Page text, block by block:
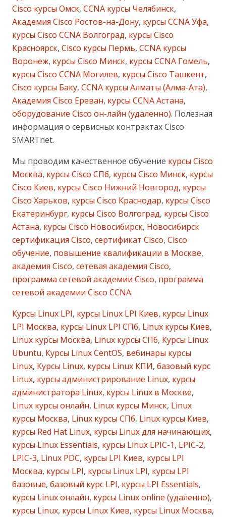
Cisco курсы Омск, CCNA курсы Челябинск,
Академия Cisco Ростов-на-Дону, курсы CCNA Уфа,
курсы Cisco CCNA Волгоград, курсы Cisco
Красноярск, Cisco курсы Пермь, CCNA курсы
Воронеж, курсы Cisco Минск, курсы CCNA Гомель,
курсы Cisco CCNA Могилев, курсы Cisco Ташкент,
Cisco курсы Баку, CCNA курсы Алматы (Алма-Ата),
Академия Cisco Ереван, курсы CCNA Астана,
оборудование Cisco он-лайн (удаленно). Полезная
информация о сервисных контрактах Cisco
SMARTnet.
Мы проводим качественное обучение курсы Cisco
Москва, курсы Cisco СПб, курсы Cisco Минск, курсы
Cisco Киев, курсы Cisco Нижний Новгород, курсы
Cisco Харьков, курсы Cisco Краснодар, курсы Cisco
Екатеринбург, курсы Cisco Волгоград, курсы Cisco
Астана, курсы Cisco Новосибирск, Новосибирск
сертификация Cisco, сертификат Cisco, Cisco
обучение, повышение квалификации в Москве,
академия Cisco, сетевая академия Cisco,
программа сетевой академии Cisco, программа
сетевой академии Cisco CCNA.
Курсы Linux LPI, курсы Linux LPI Киев, курсы Linux
LPI Москва, курсы Linux LPI СПб, Linux курсы Киев,
Linux курсы Москва, Linux курсы СПб, Курсы Linux
Ubuntu, Курсы Linux CentOS, вебинары курсы
Linux, Курсы Linux, курсы Linux КПИ, базовый курс
Linux, курсы администрирование Linux, курсы
администратора Linux, курсы Linux в Москве,
Linux курсы онлайн, Linux курсы Минск, Linux
курсы Москва, Linux курсы СПб, Linux курсы Киев,
курсы Red Hat Linux, курсы Linux для начинающих,
курсы Linux Essentials, курсы Linux LPIC-1, LPIC-2,
LPIC-3, Linux PDC, курсы LPI Киев, курсы LPI
Москва, курсы LPI, курсы Linux LPI, курсы LPI
базовые, базовый курс LPI, курсы LPI Essentials,
курсы Linux онлайн, курсы Linux online (удаленно),
курсы Linux, курсы Linux Киев, курсы Linux Москва,